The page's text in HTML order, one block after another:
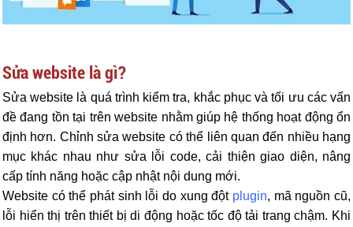
Sửa website là gì?
Sửa website là quá trình kiểm tra, khắc phục và tối ưu các vấn
đề đang tồn tại trên website nhằm giúp hệ thống hoạt động ổn
định hơn. Chỉnh sửa website có thể liên quan đến nhiều hạng
mục khác nhau như sửa lỗi code, cải thiện giao diện, nâng
cấp tính năng hoặc cập nhật nội dung mới.
Website có thể phát sinh lỗi do xung đột plugin, mã nguồn cũ,
lỗi hiển thị trên thiết bị di động hoặc tốc độ tải trang chậm. Khi